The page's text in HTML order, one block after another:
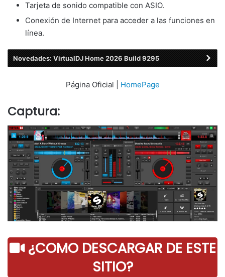
Tarjeta de sonido compatible con ASIO.
Conexión de Internet para acceder a las funciones en
línea.
Novedades: VirtualDJ Home 2026 Build 9295
Página Oficial | HomePage
Captura:
¿COMO DESCARGAR DE ESTE
SITIO?